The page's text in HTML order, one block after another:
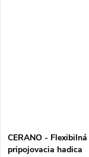
CERANO - Flexibilná
pripojovacia hadica